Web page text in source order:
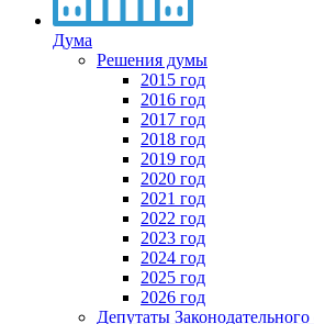
Дума
Решения думы
2015 год
2016 год
2017 год
2018 год
2019 год
2020 год
2021 год
2022 год
2023 год
2024 год
2025 год
2026 год
Депутаты